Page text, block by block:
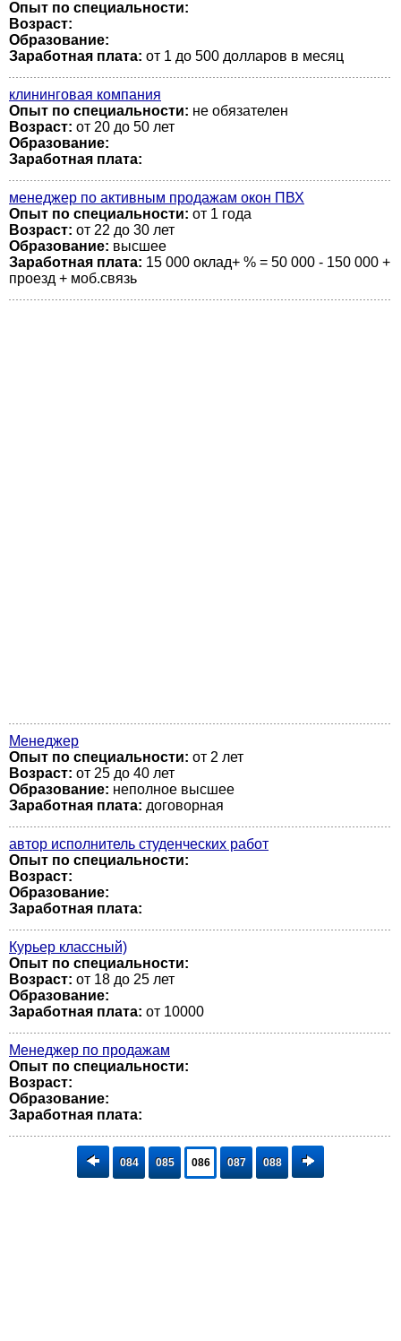
Опыт по специальности:
Возраст:
Образование:
Заработная плата: от 1 до 500 долларов в месяц
клининговая компания
Опыт по специальности: не обязателен
Возраст: от 20 до 50 лет
Образование:
Заработная плата:
менеджер по активным продажам окон ПВХ
Опыт по специальности: от 1 года
Возраст: от 22 до 30 лет
Образование: высшее
Заработная плата: 15 000 оклад+ % = 50 000 - 150 000 +
проезд + моб.связь
Менеджер
Опыт по специальности: от 2 лет
Возраст: от 25 до 40 лет
Образование: неполное высшее
Заработная плата: договорная
автор исполнитель студенческих работ
Опыт по специальности:
Возраст:
Образование:
Заработная плата:
Курьер классный)
Опыт по специальности:
Возраст: от 18 до 25 лет
Образование:
Заработная плата: от 10000
Менеджер по продажам
Опыт по специальности:
Возраст:
Образование:
Заработная плата:
084 085 086 087 088